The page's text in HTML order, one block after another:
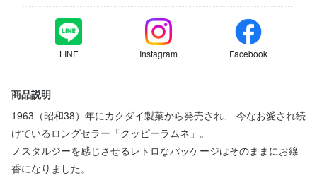
LINE Instagram Facebook
商品説明
1963（昭和38）年にカクダイ製菓から発売され、 今なお愛され続
けているロングセラー「クッピーラムネ」。
ノスタルジーを感じさせるレトロなパッケージはそのままにお線
香になりました。